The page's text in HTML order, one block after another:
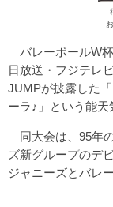
バレーボールW杯
日放送・フジテレ
JUMPが披露した
ーラ♪」という能天
同大会は、95年
ズ新グループのデ
ジャニーズとバレ